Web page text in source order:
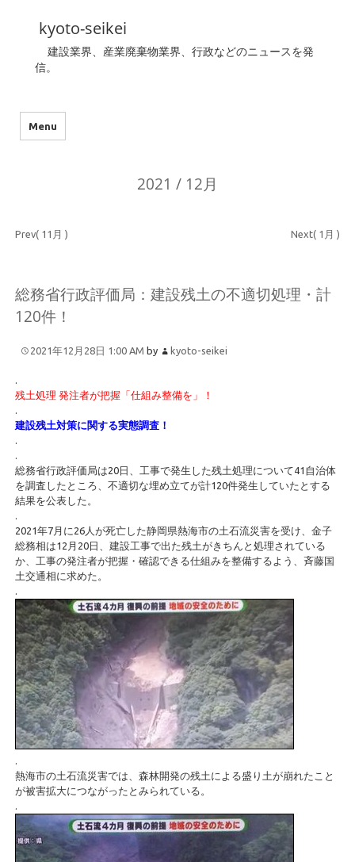
kyoto-seikei
建設業界、産業廃棄物業界、行政などのニュースを発
信。
Menu
2021 / 12月
Prev( 11月 ) Next( 1月 )
総務省行政評価局：建設残土の不適切処理・計
120件！
2021年12月28日 1:00 AM by kyoto-seikei
.
残土処理 発注者が把握「仕組み整備を」！
.
建設残土対策に関する実態調査！
.
.
総務省行政評価局は20日、工事で発生した残土処理について41自治体
を調査したところ、不適切な埋め立てが計120件発生していたとする
結果を公表した。
.
2021年7月に26人が死亡した静岡県熱海市の土石流災害を受け、金子
総務相は12月20日、建設工事で出た残土がきちんと処理されている
か、工事の発注者が把握・確認できる仕組みを整備するよう、斉藤国
土交通相に求めた。
.
.
熱海市の土石流災害では、森林開発の残土による盛り土が崩れたこと
が被害拡大につながったとみられている。
.